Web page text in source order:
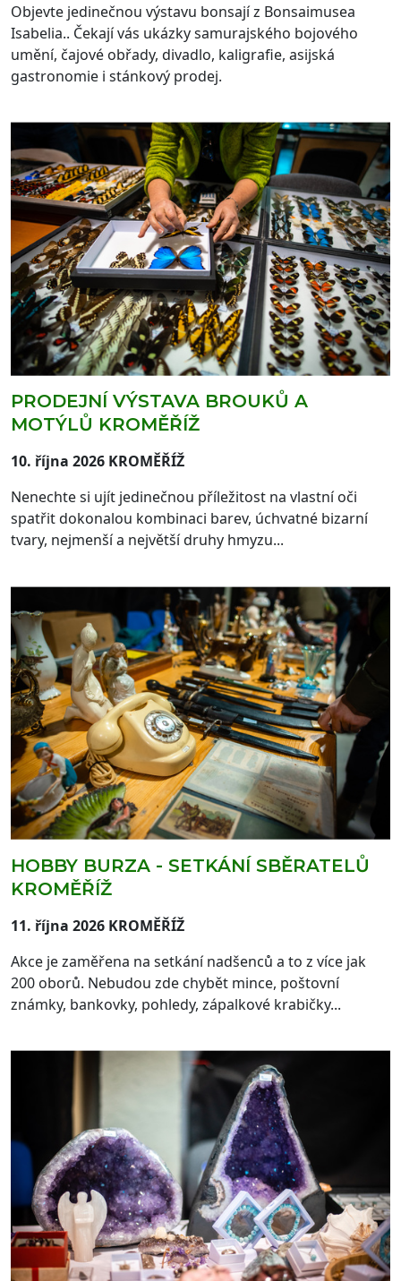
Objevte jedinečnou výstavu bonsají z Bonsaimusea
Isabelia.. Čekají vás ukázky samurajského bojového
umění, čajové obřady, divadlo, kaligrafie, asijská
gastronomie i stánkový prodej.
PRODEJNÍ VÝSTAVA BROUKŮ A
MOTÝLŮ KROMĚŘÍŽ
10. října 2026 KROMĚŘÍŽ
Nenechte si ujít jedinečnou příležitost na vlastní oči
spatřit dokonalou kombinaci barev, úchvatné bizarní
tvary, nejmenší a největší druhy hmyzu...
HOBBY BURZA - SETKÁNÍ SBĚRATELŮ
KROMĚŘÍŽ
11. října 2026 KROMĚŘÍŽ
Akce je zaměřena na setkání nadšenců a to z více jak
200 oborů. Nebudou zde chybět mince, poštovní
známky, bankovky, pohledy, zápalkové krabičky...